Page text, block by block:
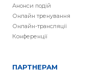
Анонси подій
Онлайн тренування
Онлайн-трансляції
Конференції
ПАРТНЕРАМ